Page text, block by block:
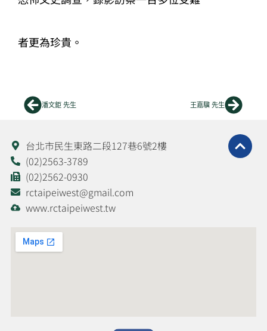
者更為珍貴。
上一頁
潘文鉅 先生 王嘉驥 先生下一
台北市民生東路二段127巷6號2樓
(02)2563-3789
(02)2562-0930
rctaipeiwest@gmail.com
www.rctaipeiwest.tw